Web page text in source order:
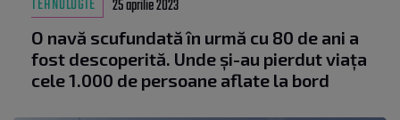
TEHNOLOGIE 25 aprilie 2023
O navă scufundată în urmă cu 80 de ani a
fost descoperită. Unde și-au pierdut viața
cele 1.000 de persoane aflate la bord